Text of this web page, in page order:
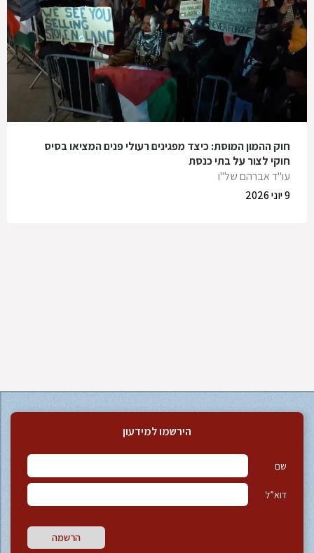
חוק ההמון המוסת: כיצד מפגינים רעולי פנים המציאו בסיס
חוקי לצור על בתי כנסת
עו"ד אברהם של"ו
9 יוני 2026
הירשמו למידעון
שם
דוא”ל
הרשמה